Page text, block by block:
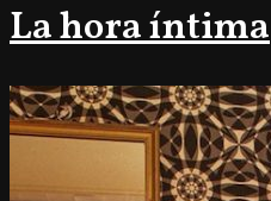
La hora íntima